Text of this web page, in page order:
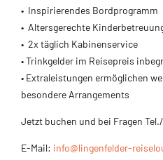
• Inspirierendes Bordprogramm
• Altersgerechte
• 2x täglich Kabinenservice
• Trinkgelder im Reisepreis
• Extraleistungen ermöglichen
besondere Arrangements
Jetzt buchen und bei Fragen
E-Mail: info@lingenfelder-